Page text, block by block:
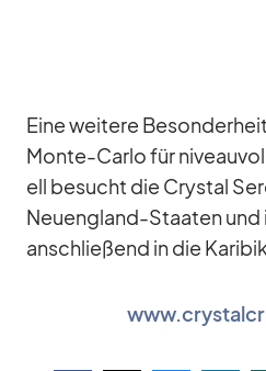
Eine wei­tere
Monte-Carlo für
ell be­sucht die Crys­tal
Neu­eng­land-Staa­ten und
an­schlie­ßend in die